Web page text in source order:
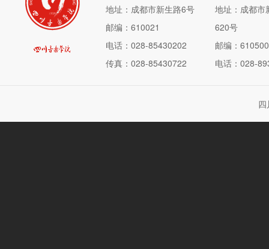
地址：成都市新生路6号
邮编：610021
电话：028-85430202
传真：028-85430722
地址：成都市
620号
邮编：610500
电话：028-